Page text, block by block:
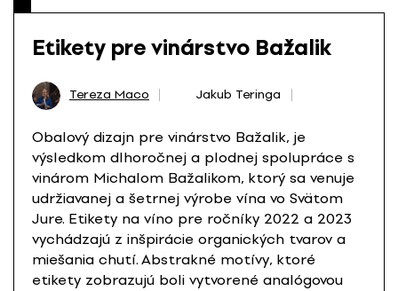
Etikety pre vinárstvo Bažalik
Tereza Maco Jakub Teringa
Obalový dizajn pre vinárstvo Bažalik, je
výsledkom dlhoročnej a plodnej spolupráce s
vinárom Michalom Bažalikom, ktorý sa venuje
udržiavanej a šetrnej výrobe vína vo Svätom
Jure. Etikety na víno pre ročníky 2022 a 2023
vychádzajú z inšpirácie organických tvarov a
miešania chutí. Abstrakné motívy, ktoré
etikety zobrazujú boli vytvorené analógovou